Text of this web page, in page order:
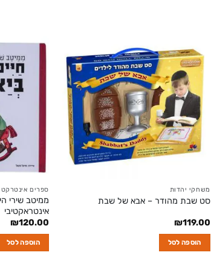
משחקי יהדות
סט שבת מהודר – אבא של שבת
₪119.00
הוספה לסל
ספרים
ממיטב שירי
אינטראקטיבי
₪120.00
הוספה לסל